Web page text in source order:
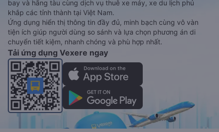
bay và hãng tàu cùng dịch vụ thuê xe máy, xe du lịch phủ
khắp các tỉnh thành tại Việt Nam.
Ứng dụng hiển thị thông tin đầy đủ, minh bạch cùng vô vàn
tiện ích giúp người dùng so sánh và lựa chọn phương án di
chuyển tiết kiệm, nhanh chóng và phù hợp nhất.
Tải ứng dụng Vexere ngay